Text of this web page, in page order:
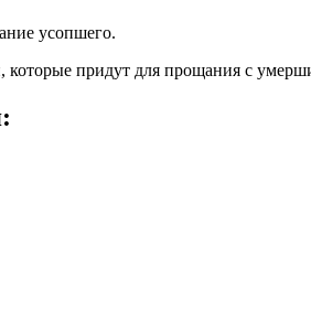
усопшего.
которые придут для прощания с